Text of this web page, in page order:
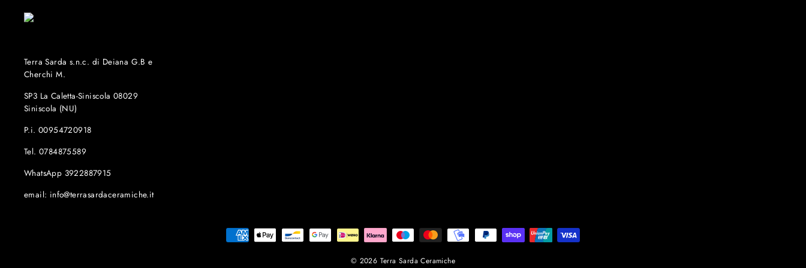
Terra Sarda s.n.c. di Deiana G.B e
Cherchi M.
SP3 La Caletta-Siniscola 08029
Siniscola (NU)
P.i. 00954720918
Tel. 0784875589
WhatsApp 3922887915
email: info@terrasardaceramiche.it
© 2026 Terra Sarda Ceramiche